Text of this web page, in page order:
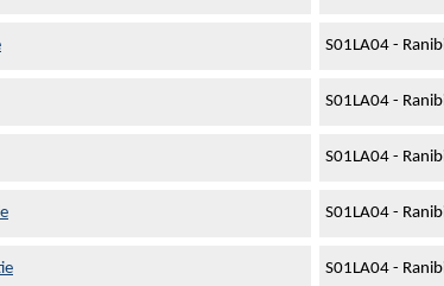
S01LA04 -
S01LA04 -
S01LA04 -
S01LA04 -
S01LA04 -